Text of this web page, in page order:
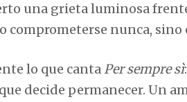
una grieta luminosa
comprometerse nunca, sino
lo que cantaPer sempre sì
decide permanecer. Un